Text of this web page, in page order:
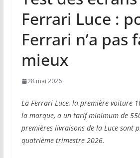
Ferrari Luce :
Ferrari n’a pas
mieux
28 mai 2026
La Ferrari Luce, la première voiture
la marque, a un tarif minimum de
premières livraisons de la Luce sont
quatrième trimestre 2026.